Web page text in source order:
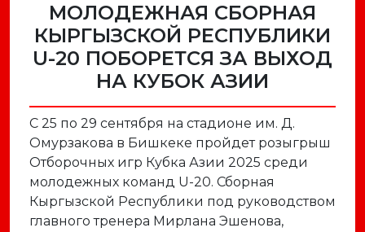
МОЛОДЕЖНАЯ СБОРНАЯ
КЫРГЫЗСКОЙ РЕСПУБЛИКИ
U-20 ПОБОРЕТСЯ ЗА ВЫХОД
НА КУБОК АЗИИ
С 25 по 29 сентября на стадионе им. Д.
Омурзакова в Бишкеке пройдет розыгрыш
Отборочных игр Кубка Азии 2025 среди
молодежных команд U-20. Сборная
Кыргызской Республики под руководством
главного тренера Мирлана Эшенова,